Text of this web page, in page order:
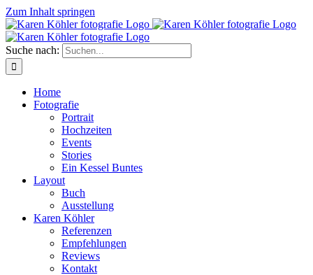
Zum Inhalt springen
Suche nach:
Home
Fotografie
Portrait
Hochzeiten
Events
Stories
Ein Kessel Buntes
Layout
Buch
Ausstellung
Karen Köhler
Referenzen
Empfehlungen
Reviews
Kontakt